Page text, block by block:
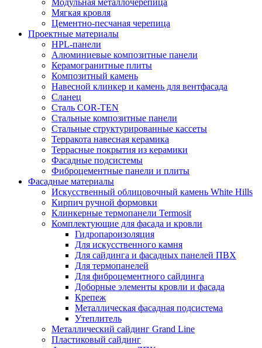
Модульная металлочерепица
Мягкая кровля
Цементно-песчаная черепица
Проектные материалы
HPL-панели
Алюминиевые композитные панели
Керамогранитные плиты
Композитный камень
Навесной клинкер и камень для вентфасада
Сланец
Сталь COR-TEN
Стальные композитные панели
Стальные структурированные кассеты
Терракота навесная керамика
Террасные покрытия из керамики
Фасадные подсистемы
Фиброцементные панели и плиты
Фасадные материалы
Искусственный облицовочный камень White Hills
Кирпич ручной формовки
Клинкерные термопанели Termosit
Комплектующие для фасада и кровли
Гидропароизоляция
Для искусственного камня
Для сайдинга и фасадных панелей ПВХ
Для термопанелей
Для фиброцементного сайдинга
Доборные элементы кровли и фасада
Крепеж
Металлическая фасадная подсистема
Утеплитель
Металлический сайдинг Grand Line
Пластиковый сайдинг